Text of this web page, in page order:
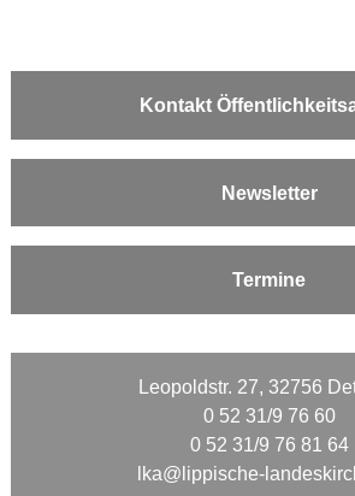
Kontakt
Newsletter
Termine
Leopoldstr. 27, 32756
0 52 31/9 76 60
0 52 31/9 76 81 64
lka@lippische-